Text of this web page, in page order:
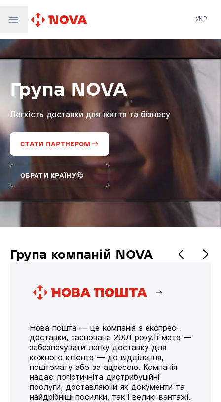
Nova Global
Nova Digital
Supernova Airlines
УКР
Група NOVA
Легкість доставки для життя та бізнесу
СТАТИ ПАРТНЕРОМ
ОБРАТИ КРАЇНУ
Група компаній NOVA
Нова пошта — це компанія з експрес-
доставки, заснована 2001 року.Її мета —
забезпечувати легку доставку для
кожного клієнта — до відділення,
поштомату або за адресою. Компанія
надає логістичніта дистрибуційні
послуги, доставляючи як документи та
найдрібніші посилки, так і великі вантажі.